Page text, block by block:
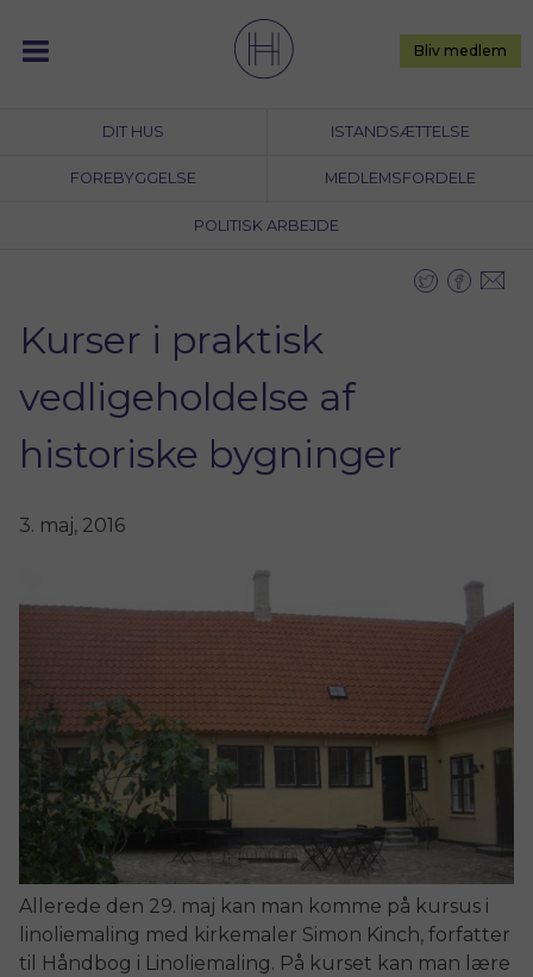
content
DIT HUS ISTANDSÆTTELSE
FOREBYGGELSE MEDLEMSFORDELE
POLITISK ARBEJDE
Bliv medlem
Kurser i praktisk
vedligeholdelse af
historiske bygninger
3. maj, 2016
Allerede den 29. maj kan man komme på kursus i
linoliemaling med kirkemaler Simon Kinch, forfatter
til Håndbog i Linoliemaling. På kurset kan man lære